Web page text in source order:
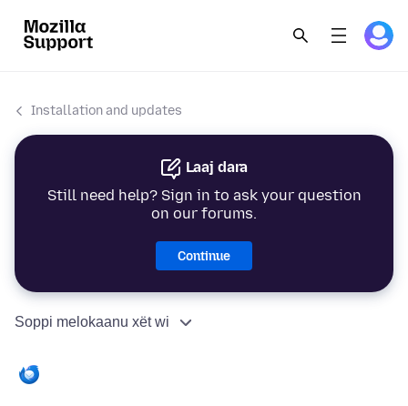
Installation and updates
Laaj dara
Still need help? Sign in to ask your question
on our forums.
Continue
Soppi melokaanu xët wi